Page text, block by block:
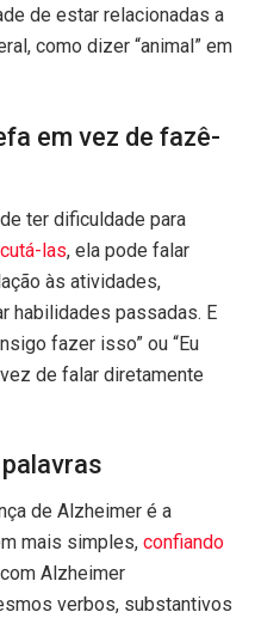
de estar relacionadas a
como dizer “animal” em
em vez de fazê-
ter dificuldade para
las, ela pode falar
às atividades,
habilidades passadas. E
fazer isso” ou “Eu
de falar diretamente
de Alzheimer é a
mais simples, confiando
Alzheimer
verbos, substantivos